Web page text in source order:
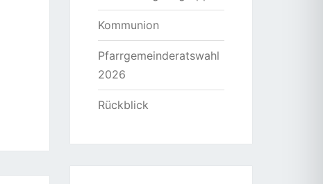
Kommunion
Pfarrgemeinderatswahl
2026
Rückblick